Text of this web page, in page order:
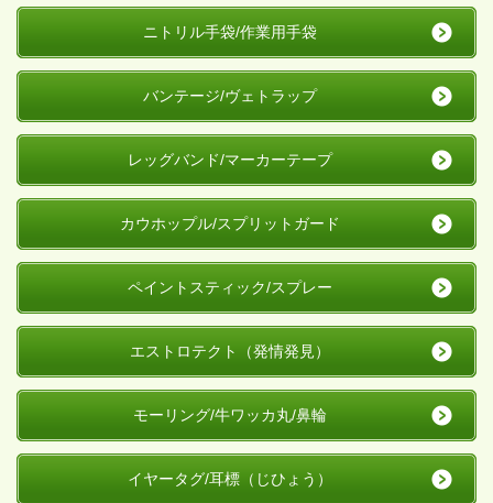
ニトリル手袋/作業用手袋
バンテージ/ヴェトラップ
レッグバンド/マーカーテープ
カウホップル/スプリットガード
ペイントスティック/スプレー
エストロテクト（発情発見）
モーリング/牛ワッカ丸/鼻輪
イヤータグ/耳標（じひょう）